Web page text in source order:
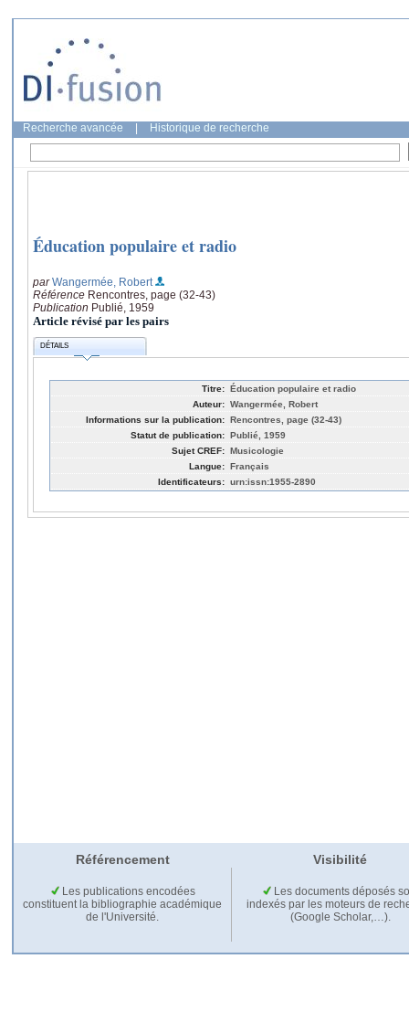
Recherche avancée Historique de recherche
Éducation populaire et radio
parWangermée, Robert
Référence Rencontres, page (32-43)
Publication Publié, 1959
Article révisé par les pairs
DÉTAILS
Titre: Éducation populaire et radio
Auteur: Wangermée, Robert
Informations sur la publication: Rencontres, page (32-43)
Statut de publication: Publié, 1959
Sujet CREF: Musicologie
Langue: Français
Identificateurs: urn:issn:1955-2890
Référencement Visibilité
Les publications encodées
constituent la bibliographie académique
de l'Université.
Les documents déposés
indexés par les moteurs de
(Google Scholar,…).